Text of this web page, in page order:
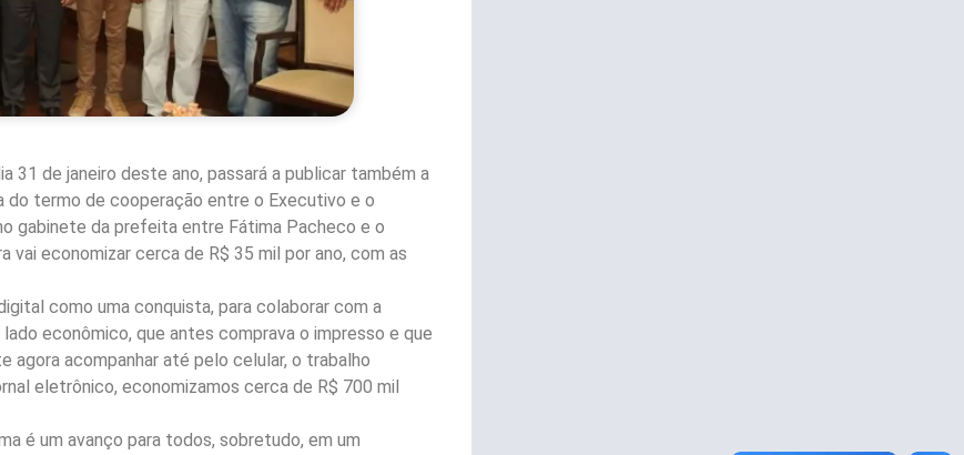
31 de janeiro deste ano, passará a publicar também a
do termo de cooperação entre o Executivo e o
gabinete da prefeita entre Fátima Pacheco e o
vai economizar cerca de R$ 35 mil por ano, com as
como uma conquista, para colaborar com a
econômico, que antes comprava o impresso e que
agora acompanhar até pelo celular, o trabalho
eletrônico, economizamos cerca de R$ 700 mil
é um avanço para todos, sobretudo, em um